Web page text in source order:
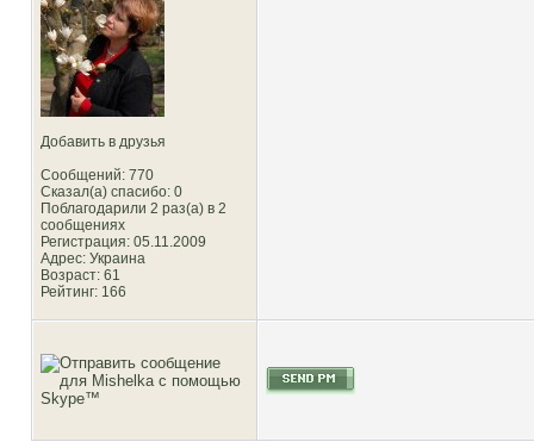
Добавить в друзья
Сообщений: 770
Сказал(а) спасибо: 0
Поблагодарили 2 раз(а) в 2
сообщениях
Регистрация: 05.11.2009
Адрес: Украина
Возраст: 61
Рейтинг: 166